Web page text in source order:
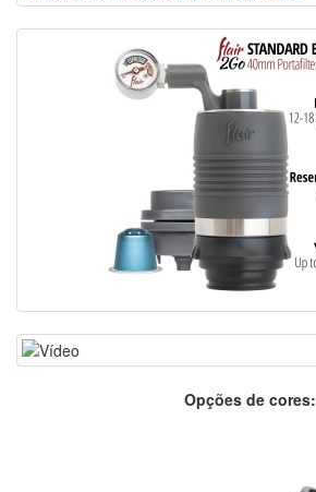
Opções de cores: